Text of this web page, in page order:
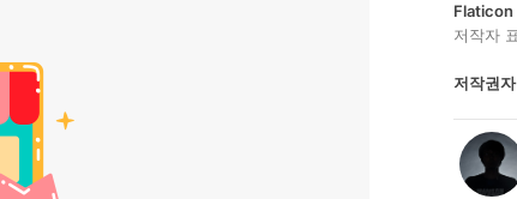
Flaticon
저작자
저작권